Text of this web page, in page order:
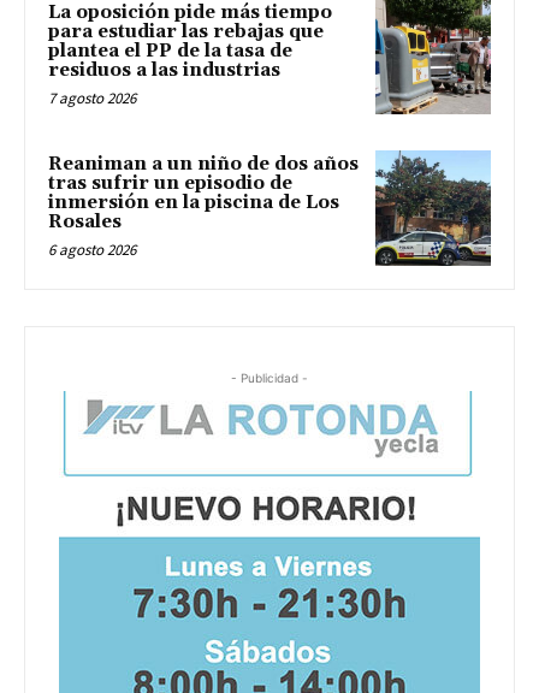
La oposición pide más tiempo
para estudiar las rebajas que
plantea el PP de la tasa de
residuos a las industrias
7 agosto 2026
Reaniman a un niño de dos años
tras sufrir un episodio de
inmersión en la piscina de Los
Rosales
6 agosto 2026
- Publicidad -